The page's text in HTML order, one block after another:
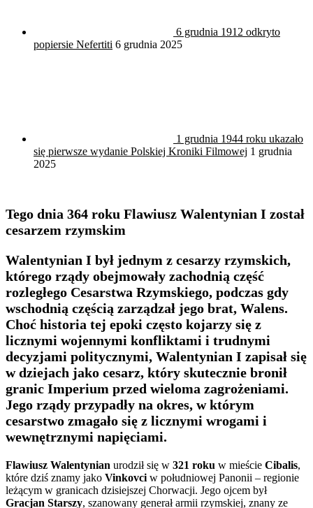
6 grudnia 1912 odkryto
popiersie Nefertiti 6 grudnia 2025
1 grudnia 1944 roku ukazało
się pierwsze wydanie Polskiej Kroniki Filmowej 1 grudnia
2025
Tego dnia 364 roku Flawiusz Walentynian I został
cesarzem rzymskim
Walentynian I był jednym z cesarzy rzymskich,
którego rządy obejmowały zachodnią część
rozległego Cesarstwa Rzymskiego, podczas gdy
wschodnią częścią zarządzał jego brat, Walens.
Choć historia tej epoki często kojarzy się z
licznymi wojennymi konfliktami i trudnymi
decyzjami politycznymi, Walentynian I zapisał się
w dziejach jako cesarz, który skutecznie bronił
granic Imperium przed wieloma zagrożeniami.
Jego rządy przypadły na okres, w którym
cesarstwo zmagało się z licznymi wrogami i
wewnętrznymi napięciami.
Flawiusz Walentynian urodził się w 321 roku w mieście Cibalis,
które dziś znamy jako Vinkovci w południowej Panonii – regionie
leżącym w granicach dzisiejszej Chorwacji. Jego ojcem był
Gracjan Starszy, szanowany generał armii rzymskiej, znany ze